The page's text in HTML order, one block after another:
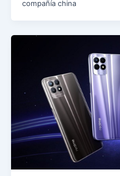
compañía china